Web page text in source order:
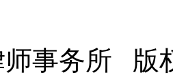
师事务所 版